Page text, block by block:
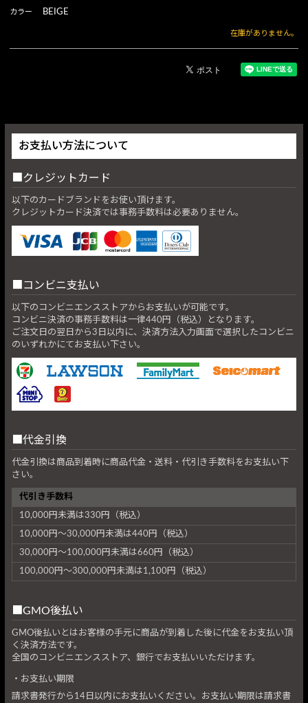
カラー BEIGE
在庫がありません。
お支払い方法について
クレジットカード
以下のカードブランドをお使い頂けます。
クレジットカード決済では事務手数料は必要ありません。
コンビニ支払い
以下のコンビニエンスストアからお支払いが可能です。
コンビニ決済の事務手数料は一律440円（税込）となります。
ご注文日の翌日から3日以内に、決済方法入力画面で選択したコンビニ
のいずれかにてお支払い下さい。
代金引換
代金引換は商品到着時に商品代金・送料・代引き手数料をお支払い下
さい。
代引き手数料
10,000円未満は330円（税込）
10,000円～30,000円未満は440円（税込）
30,000円～100,000円未満は660円（税込）
100,000円～300,000円未満は1,100円（税込）
GMO後払い
GMO後払いとはお客様の手元に商品が到着した後に代金をお支払い頂
く決済方法です。
全国のコンビニエンスストア、銀行でお支払いいただけます。
お支払い期限
請求書発行から14日以内にお支払いください。お支払い期限は請求書